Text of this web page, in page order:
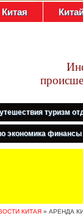
туризм
экономика финансы
КИТАЯ » АРЕНДА